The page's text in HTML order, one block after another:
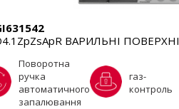
ВАРИЛЬНІ ПОВЕРХНІ
Поворотна
ручка
автоматичного
запалювання
газ-
контроль